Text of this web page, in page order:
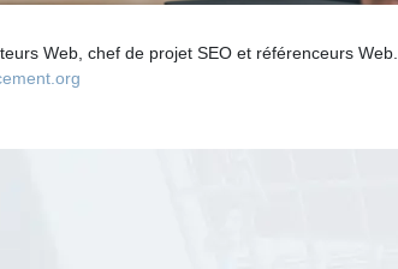
Web, chef de projet SEO et référenceurs Web.